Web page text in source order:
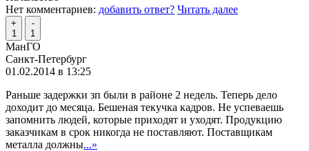
Нет комментариев: добавить ответ? Читать далее
+
1
-
1
МанГО
Санкт-Петербург
01.02.2014 в 13:25
Раньше задержки зп были в районе 2 недель. Теперь дело
доходит до месяца. Бешеная текучка кадров. Не успеваешь
запомнить людей, которые приходят и уходят. Продукцию
заказчикам в срок никогда не поставляют. Поставщикам
металла должны...»